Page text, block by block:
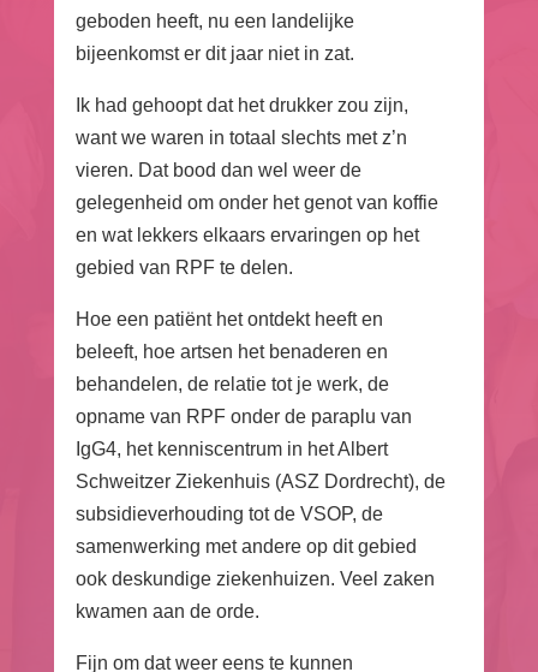
geboden heeft, nu een landelijke
bijeenkomst er dit jaar niet in zat.
Ik had gehoopt dat het drukker zou zijn,
want we waren in totaal slechts met z’n
vieren. Dat bood dan wel weer de
gelegenheid om onder het genot van koffie
en wat lekkers elkaars ervaringen op het
gebied van RPF te delen.
Hoe een patiënt het ontdekt heeft en
beleeft, hoe artsen het benaderen en
behandelen, de relatie tot je werk, de
opname van RPF onder de paraplu van
IgG4, het kenniscentrum in het Albert
Schweitzer Ziekenhuis (ASZ Dordrecht), de
subsidieverhouding tot de VSOP, de
samenwerking met andere op dit gebied
ook deskundige ziekenhuizen. Veel zaken
kwamen aan de orde.
Fijn om dat weer eens te kunnen